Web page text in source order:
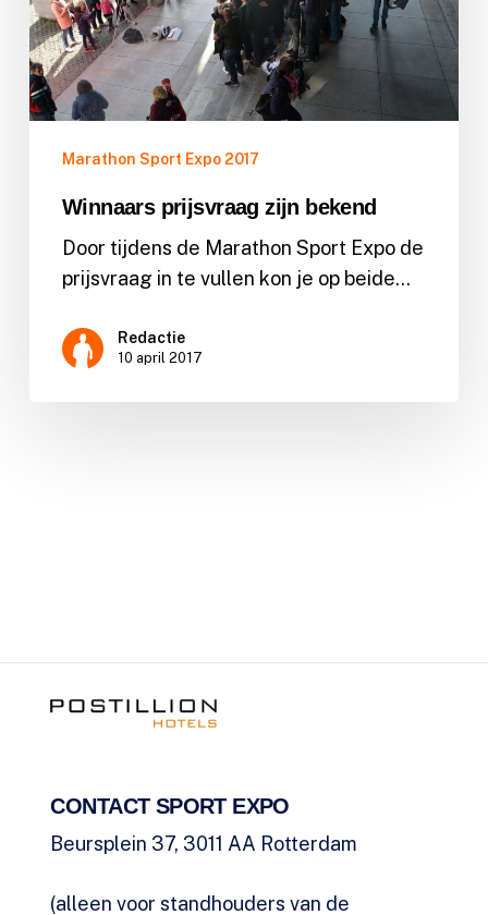
Marathon Sport Expo 2017
Winnaars prijsvraag zijn bekend
Door tijdens de Marathon Sport Expo de
prijsvraag in te vullen kon je op beide…
Redactie
10 april 2017
CONTACT SPORT EXPO
Beursplein 37, 3011 AA Rotterdam
(alleen voor standhouders van de